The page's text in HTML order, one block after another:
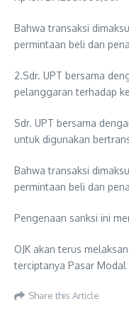
Bahwa transaksi
permintaan beli dan
2.Sdr. UPT bersama
pelanggaran terhadap
Sdr. UPT bersama
untuk digunakan
Bahwa transaksi
permintaan beli dan
Pengenaan sanksi ini
OJK akan terus
terciptanya Pasar
Share this Article